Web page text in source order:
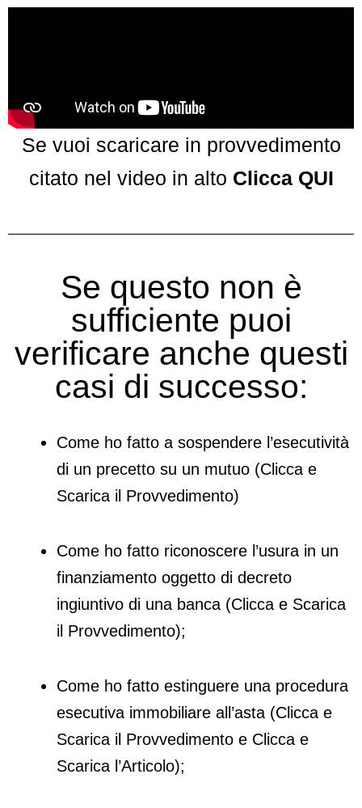
Se vuoi scaricare in provvedimento
citato nel video in alto Clicca QUI
Se questo non è
sufficiente puoi
verificare anche questi
casi di successo:
Come ho fatto a sospendere l’esecutività
di un precetto su un mutuo (Clicca e
Scarica il Provvedimento)
Come ho fatto riconoscere l’usura in un
finanziamento oggetto di decreto
ingiuntivo di una banca (Clicca e Scarica
il Provvedimento);
Come ho fatto estinguere una procedura
esecutiva immobiliare all’asta (Clicca e
Scarica il Provvedimento e Clicca e
Scarica l’Articolo);